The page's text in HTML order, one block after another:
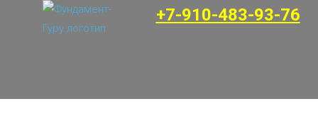
+7-910-483-93-76